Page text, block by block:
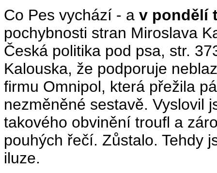
Co Pes vychází - a v pondělí
pochybnosti stran Miroslava
Česká politika pod psa, str.
Kalouska, že podporuje
firmu Omnipol, která přežila
nezměněné sestavě. Vyslovil
takového obvinění troufl a
pouhých řečí. Zůstalo. Tehdy
iluze.